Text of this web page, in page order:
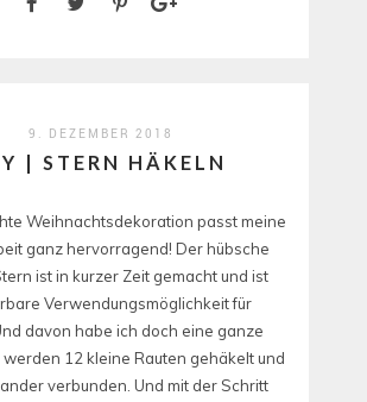
9. DEZEMBER 2018
| STERN HÄKELN
Weihnachtsdekoration passt meine
ganz hervorragend! Der hübsche
ist in kurzer Zeit gemacht und ist
Verwendungsmöglichkeit für
davon habe ich doch eine ganze
12 kleine Rauten gehäkelt und
verbunden. Und mit der Schritt